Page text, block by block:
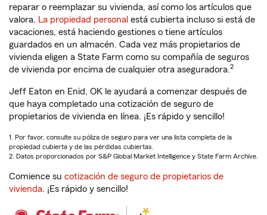
reparar o reemplazar su vivienda, así como los artículos que
valora. La propiedad personal está cubierta incluso si está de
vacaciones, está haciendo gestiones o tiene artículos
guardados en un almacén. Cada vez más propietarios de
vivienda eligen a State Farm como su compañía de seguros
de vivienda por encima de cualquier otra aseguradora.2
Jeff Eaton en Enid, OK le ayudará a comenzar después de
que haya completado una cotización de seguro de
propietarios de vivienda en línea. ¡Es rápido y sencillo!
1. Por favor, consulte su póliza de seguro para ver una lista completa de la
propiedad cubierta y de las pérdidas cubiertas.
2. Datos proporcionados por S&P Global Market Intelligence y State Farm Archive.
Comience su cotización de seguro de propietarios de
vivienda. ¡Es rápido y sencillo!